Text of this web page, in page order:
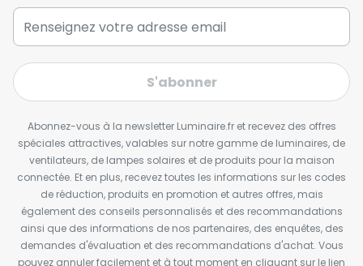
S'abonner
Abonnez-vous à la newsletter Luminaire.fr et recevez des offres
spéciales attractives, valables sur notre gamme de luminaires, de
ventilateurs, de lampes solaires et de produits pour la maison
connectée. Et en plus, recevez toutes les informations sur les codes
de réduction, produits en promotion et autres offres, mais
également des conseils personnalisés et des recommandations
ainsi que des informations de nos partenaires, des enquêtes, des
demandes d'évaluation et des recommandations d'achat. Vous
pouvez annuler facilement et à tout moment en cliquant sur le lien